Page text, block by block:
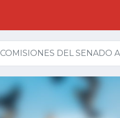
COMISIONES DEL SENADO